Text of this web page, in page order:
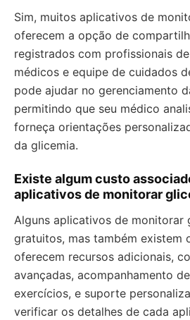
Sim, muitos aplicativos de
oferecem a opção de
registrados com profissionais
médicos e equipe de cuidados
pode ajudar no gerenciamento
permitindo que seu médico
forneça orientações
da glicemia.
Existe algum custo
aplicativos de monitorar
Alguns aplicativos de monitorar
gratuitos, mas também existem
oferecem recursos adicionais,
avançadas, acompanhamento
exercícios, e suporte
verificar os detalhes de cada